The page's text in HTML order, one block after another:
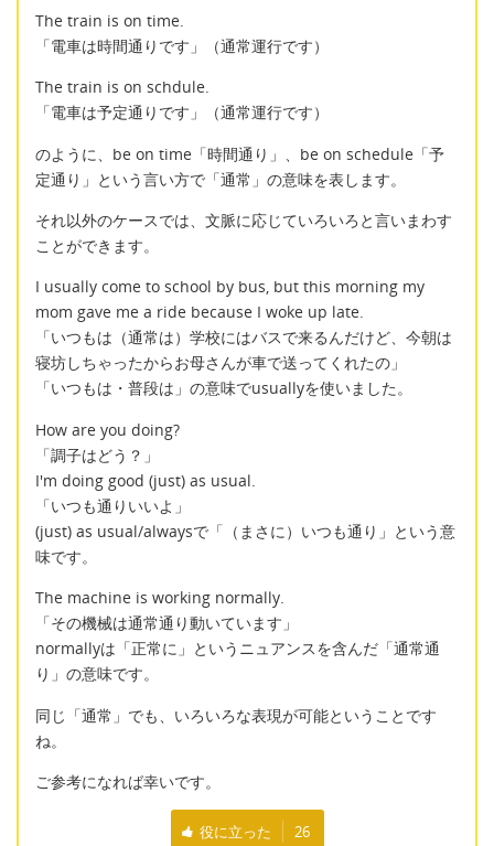
The train is on time.
「電車は時間通りです」（通常運行です）
The train is on schdule.
「電車は予定通りです」（通常運行です）
のように、be on time「時間通り」、be on schedule「予
定通り」という言い方で「通常」の意味を表します。
それ以外のケースでは、文脈に応じていろいろと言いまわす
ことができます。
I usually come to school by bus, but this morning my
mom gave me a ride because I woke up late.
「いつもは（通常は）学校にはバスで来るんだけど、今朝は
寝坊しちゃったからお母さんが車で送ってくれたの」
「いつもは・普段は」の意味でusuallyを使いました。
How are you doing?
「調子はどう？」
I'm doing good (just) as usual.
「いつも通りいいよ」
(just) as usual/alwaysで「（まさに）いつも通り」という意
味です。
The machine is working normally.
「その機械は通常通り動いています」
normallyは「正常に」というニュアンスを含んだ「通常通
り」の意味です。
同じ「通常」でも、いろいろな表現が可能ということです
ね。
ご参考になれば幸いです。
役に立った 26